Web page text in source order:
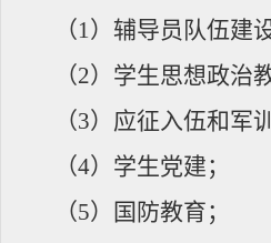
（1）辅导员队伍建设
（2）学生思想政治
（3）应征入伍和军
（4） 学生党建；
（5）国防教育；